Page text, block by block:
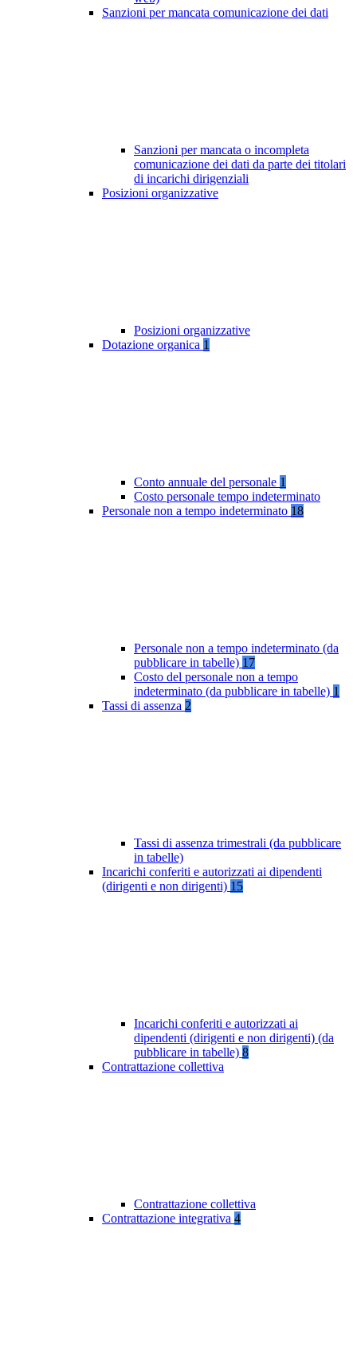
Sanzioni per mancata comunicazione dei dati
Sanzioni per mancata o incompleta
comunicazione dei dati da parte dei titolari
di incarichi dirigenziali
Posizioni organizzative
Posizioni organizzative
Dotazione organica 1
Conto annuale del personale 1
Costo personale tempo indeterminato
Personale non a tempo indeterminato 18
Personale non a tempo indeterminato (da
pubblicare in tabelle) 17
Costo del personale non a tempo
indeterminato (da pubblicare in tabelle) 1
Tassi di assenza 2
Tassi di assenza trimestrali (da pubblicare
in tabelle)
Incarichi conferiti e autorizzati ai dipendenti
(dirigenti e non dirigenti) 15
Incarichi conferiti e autorizzati ai
dipendenti (dirigenti e non dirigenti) (da
pubblicare in tabelle) 8
Contrattazione collettiva
Contrattazione collettiva
Contrattazione integrativa 4